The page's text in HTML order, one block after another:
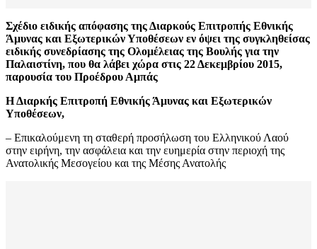
Σχέδιο ειδικής απόφασης της Διαρκούς Επιτροπής Εθνικής
Άμυνας και Εξωτερικών Υποθέσεων εν όψει της συγκληθείσας
ειδικής συνεδρίασης της Ολομέλειας της Βουλής για την
Παλαιστίνη, που θα λάβει χώρα στις 22 Δεκεμβρίου 2015,
παρουσία του Προέδρου Αμπάς
Η Διαρκής Επιτροπή Εθνικής Άμυνας και Εξωτερικών
Υποθέσεων,
– Επικαλούμενη τη σταθερή προσήλωση του Ελληνικού Λαού
στην ειρήνη, την ασφάλεια και την ευημερία στην περιοχή της
Ανατολικής Μεσογείου και της Μέσης Ανατολής